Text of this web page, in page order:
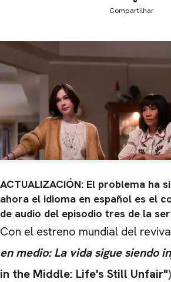
Compartilhar
ACTUALIZACIÓN: El problema ha
ahora el idioma en español es el
de audio del episodio tres de la
Con el estreno mundial del
en medio: La vida sigue siendo
in the Middle: Life's Still Unfair"